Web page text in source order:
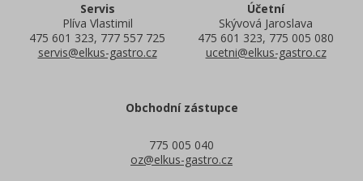
Servis
Plíva Vlastimil
475 601 323, 777 557 725
servis@elkus-gastro.cz
Účetní
Skývová Jaroslava
475 601 323, 775 005 080
ucetni@elkus-gastro.cz
Obchodní zástupce
775 005 040
oz@elkus-gastro.cz